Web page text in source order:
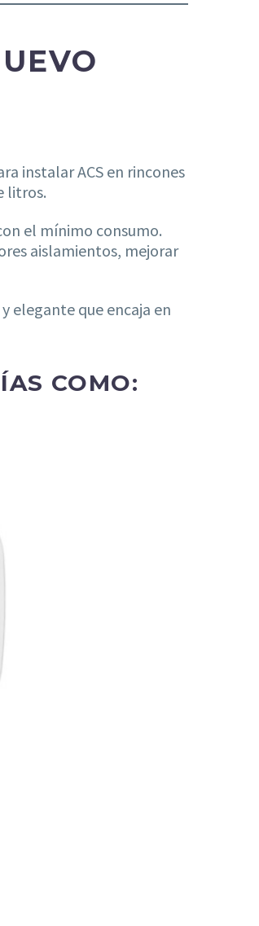
instalar ACS en rincones
litros.
el mínimo consumo.
aislamientos, mejorar
elegante que encaja en
COMO: